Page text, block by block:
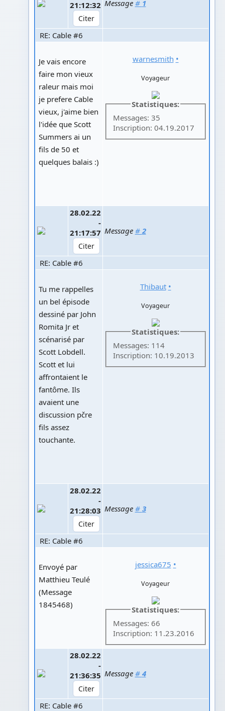
21:12:32 Message # 1
RE: Cable #6
Je vais encore
faire mon vieux
raleur mais moi
je prefere Cable
vieux, j'aime bien
l'idée que Scott
Summers ai un
fils de 50 et
quelques balais :)
warnesmith •
Voyageur
Statistiques:
Messages: 35
Inscription: 04.19.2017
28.02.22
-
21:17:57 Message # 2
RE: Cable #6
Tu me rappelles
un bel épisode
dessiné par John
Romita Jr et
scénarisé par
Scott Lobdell.
Scott et lui
affrontaient le
fantôme. Ils
avaient une
discussion pčre
fils assez
touchante.
Thibaut •
Voyageur
Statistiques:
Messages: 114
Inscription: 10.19.2013
28.02.22
-
21:28:03 Message # 3
RE: Cable #6
Envoyé par
Matthieu Teulé
(Message
1845468)
jessica675 •
Voyageur
Statistiques:
Messages: 66
Inscription: 11.23.2016
28.02.22
-
21:36:35 Message # 4
RE: Cable #6